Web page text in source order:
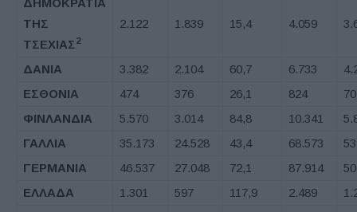
ΤΗΣ
ΤΣΕΧΙΑΣ 2
2.122 1.839 15,4 4.059
ΔΑΝΙΑ 3.382 2.104 60,7 6.733
ΕΣΘΟΝΙΑ
474 376 26,1 824
ΦΙΝΛΑΝΔΙΑ
5.570 3.014 84,8 10.341
ΓΑΛΛΙΑ
35.173 24.528 43,4 68.573
ΓΕΡΜΑΝΙΑ
46.537 27.048 72,1 87.914
ΕΛΛΑΔΑ
1.301 597 117,9 2.489